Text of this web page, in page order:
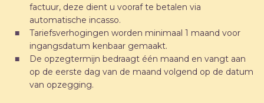
factuur, deze dient u vooraf te betalen via
automatische incasso.
Tariefsverhogingen worden minimaal 1 maand voor
ingangsdatum kenbaar gemaakt.
De opzegtermijn bedraagt één maand en vangt aan
op de eerste dag van de maand volgend op de datum
van opzegging.